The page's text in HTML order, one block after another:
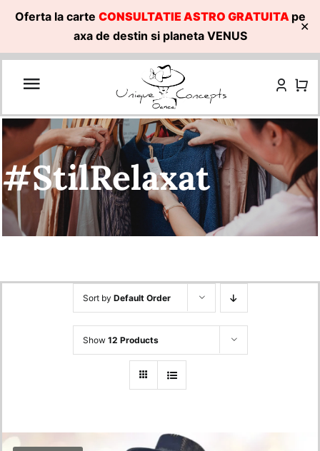
Oferta la carte CONSULTATIE ASTRO GRATUITA pe
axa de destin si planeta VENUS
✕
Skip
#StilRelaxat
Sort by Default Order
Show 12 Products